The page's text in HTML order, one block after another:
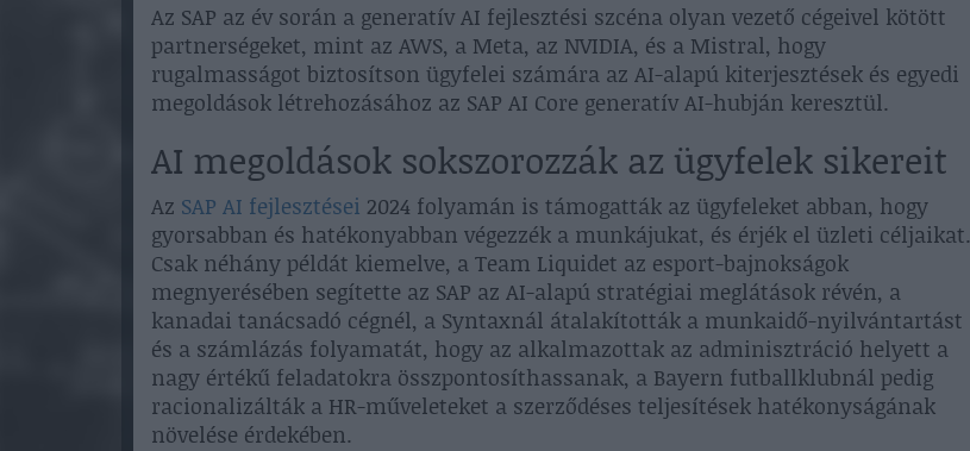
Az SAP az év során a generatív AI fejlesztési szcéna olyan vezető cégeivel kötött
partnerségeket, mint az AWS, a Meta, az NVIDIA, és a Mistral, hogy
rugalmasságot biztosítson ügyfelei számára az AI-alapú kiterjesztések és egyedi
megoldások létrehozásához az SAP AI Core generatív AI-hubján keresztül.
AI megoldások sokszorozzák az ügyfelek sikereit
Az SAP AI fejlesztései 2024 folyamán is támogatták az ügyfeleket abban, hogy
gyorsabban és hatékonyabban végezzék a munkájukat, és érjék el üzleti céljaikat.
Csak néhány példát kiemelve, a Team Liquidet az esport-bajnokságok
megnyerésében segítette az SAP az AI-alapú stratégiai meglátások révén, a
kanadai tanácsadó cégnél, a Syntaxnál átalakították a munkaidő-nyilvántartást
és a számlázás folyamatát, hogy az alkalmazottak az adminisztráció helyett a
nagy értékű feladatokra összpontosíthassanak, a Bayern futballklubnál pedig
racionalizálták a HR-műveleteket a szerződéses teljesítések hatékonyságának
növelése érdekében.